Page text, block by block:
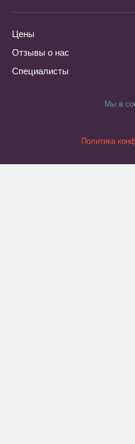
Цены
Отзывы о нас
Специалисты
Мы в
Политика